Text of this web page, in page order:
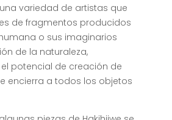
variedad de artistas que
de fragmentos producidos
o sus imaginarios
de la naturaleza,
potencial de creación de
encierra a todos los objetos